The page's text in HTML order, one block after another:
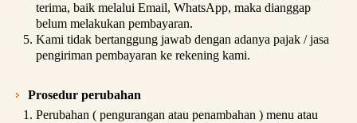
terima, baik melalui Email, WhatsApp, maka dianggap
belum melakukan pembayaran.
Kami tidak bertanggung jawab dengan adanya pajak / jasa
pengiriman pembayaran ke rekening kami.
Prosedur perubahan
Perubahan ( pengurangan atau penambahan ) menu atau